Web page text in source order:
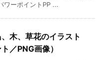
ワーポイントPP ...
木、草花のイラスト
／PNG画像）